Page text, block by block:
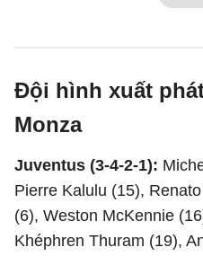
Đội hình xuất
Monza
Juventus (3-4-2-1):
Pierre Kalulu (15),
(6), Weston McKennie
Khéphren Thuram (19),